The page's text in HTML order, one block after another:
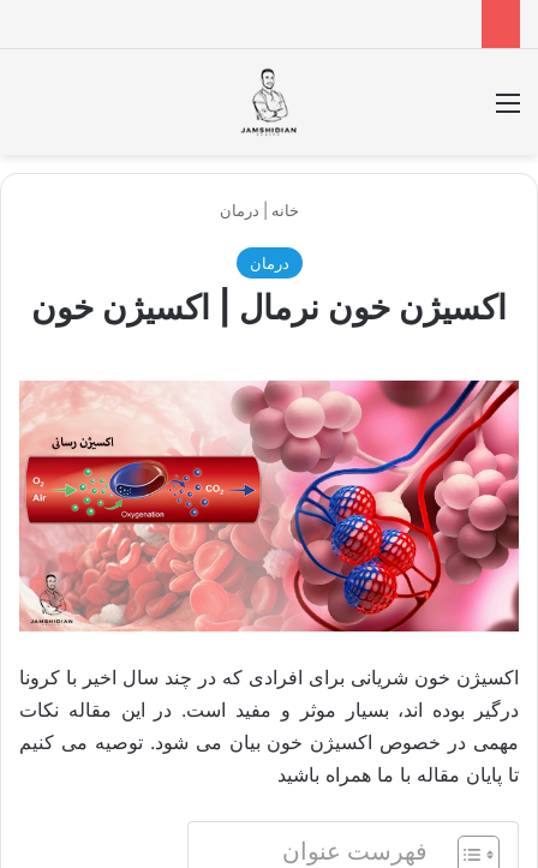
خانه درمان
درمان
اکسیژن خون نرمال | اکسیژن خون
اکسیژن خون شریانی برای افرادی که در چند سال اخیر با کرونا
درگیر بوده اند، بسیار موثر و مفید است. در این مقاله نکات
مهمی در خصوص اکسیژن خون بیان می شود. توصیه می کنیم
تا پایان مقاله با ما همراه باشید
فهرست عنوان